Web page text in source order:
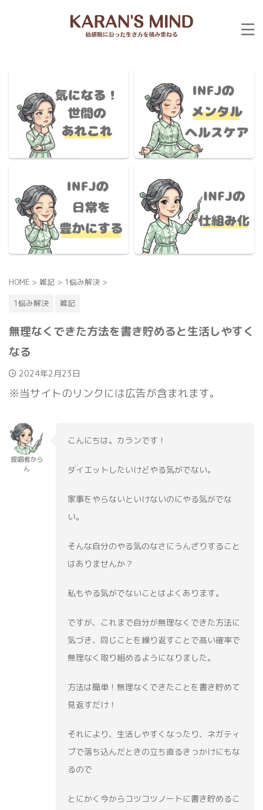
HOME > 雑記 > 1悩み解決 >
1悩み解決
雑記
無理なくできた方法を書き貯めると生活しやすく
なる
2024年2月23日
※当サイトのリンクには広告が含まれます。
提唱者から
ん
こんにちは。カランです！
ダイエットしたいけどやる気がでない。
家事をやらないといけないのにやる気がでな
い。
そんな自分のやる気のなさにうんざりすること
はありませんか？
私もやる気がでないことはよくあります。
ですが、これまで自分が無理なくできた方法に
気づき、同じことを繰り返すことで高い確率で
無理なく取り組めるようになりました。
方法は簡単！無理なくできたことを書き貯めて
見返すだけ！
それにより、生活しやすくなったり、ネガティ
ブで落ち込んだときの立ち直るきっかけにもな
るので
とにかく今からコツコツノートに書き貯めるこ